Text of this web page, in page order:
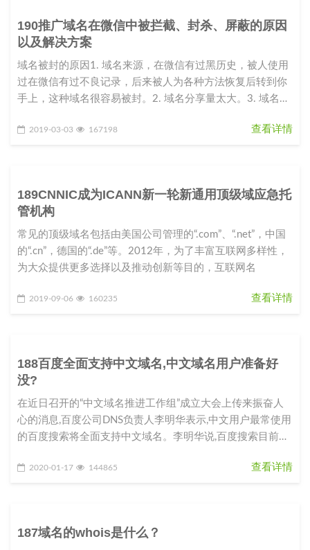
190推广域名在微信中被拦截、封杀、屏蔽的原因
以及解决方案
域名被封的原因1. 域名来源，在微信有过黑历史，被人使用
过在微信有过不良记录，后来被人为各种方法恢复后转到你
手上，这种域名很容易被封。2. 域名分享量太大。3. 域名指
2019-03-03 167198 查看详情
189CNNIC成为ICANN新一轮新通用顶级域应急托
管机构
常见的顶级域名包括由美国公司管理的“.com”、“.net”，中国
的“.cn”，德国的“.de”等。2012年，为了丰富互联网多样性，
为大众提供更多选择以及推动创新等目的，互联网名
2019-09-06 160235 查看详情
188百度全面支持中文域名,中文域名用户准备好
没?
在近日召开的“中文域名推进工作组”成立大会上传来振奋人
心的消息,百度公司DNS负责人李明华表示,中文用户最常使用
的百度搜索将全面支持中文域名。李明华说,百度搜索目前已
2020-01-17 144865 查看详情
187域名的whois是什么？